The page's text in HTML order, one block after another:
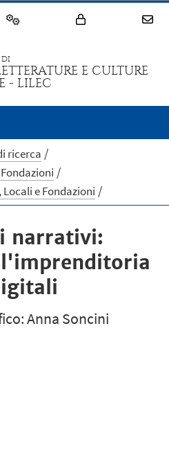
DI
E CULTURE
- LILEC
ricerca
e Fondazioni
narrativi:
Anna Soncini